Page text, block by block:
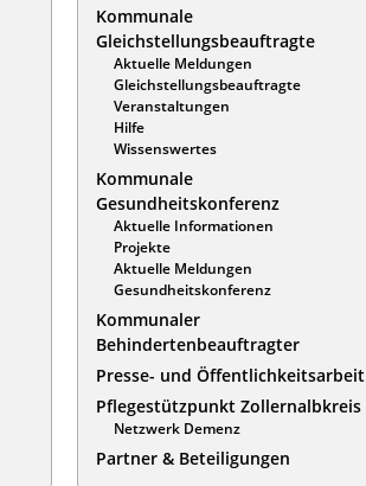
Kommunale
Gleichstellungsbeauftragte
Aktuelle Meldungen
Gleichstellungsbeauftragte
Veranstaltungen
Hilfe
Wissenswertes
Kommunale
Gesundheitskonferenz
Aktuelle Informationen
Projekte
Aktuelle Meldungen
Gesundheitskonferenz
Kommunaler
Behindertenbeauftragter
Presse- und Öffentlichkeitsarbeit
Pflegestützpunkt Zollernalbkreis
Netzwerk Demenz
Partner & Beteiligungen